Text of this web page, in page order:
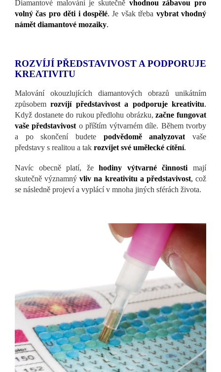
Diamantové malování je skutečně vhodnou zábavou pro
volný čas pro děti i dospělé. Je však třeba vybrat vhodný
námět diamantové mozaiky.
ROZVÍJÍ PŘEDSTAVIVOST A PODPORUJE
KREATIVITU
Malování okouzlujících diamantových obrazů unikátním
způsobemrozvíjí představivost a podporuje kreativitu.
Když dostanete do rukou předlohu obrázku,začne fungovat
vaše představivost o příštím výtvarném díle. Během tvorby
a po skončení budete podvědomě analyzovat vaše
představy s realitou a tak rozvíjet své umělecké cítění.
Navíc obecně platí, žehodiny výtvarné činnosti mají
skutečně významnývliv na kreativitu a představivost, což
se následně projeví a vyplácí v mnoha jiných sférách života.